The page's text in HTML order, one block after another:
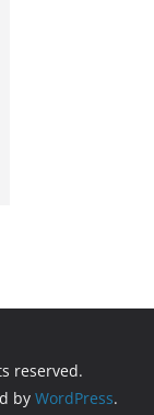
reserved.
by WordPress.